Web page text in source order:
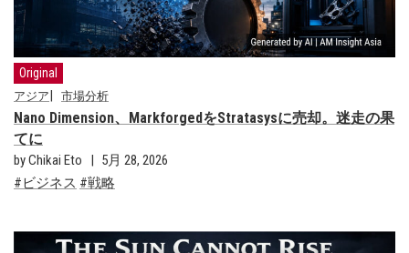
Original
アジア 市場分析
Nano Dimension、MarkforgedをStratasysに売却。迷走の果
てに
by Chikai Eto
5月 28, 2026
ビジネス
戦略